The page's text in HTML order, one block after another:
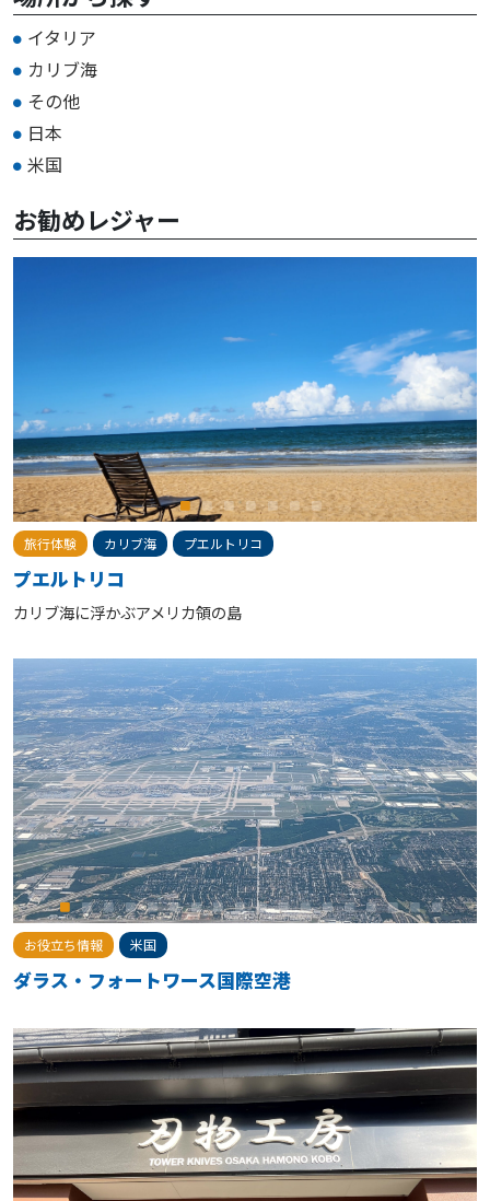
イタリア
カリブ海
その他
日本
米国
お勧めレジャー
旅行体験 カリブ海 プエルトリコ
プエルトリコ
カリブ海に浮かぶアメリカ領の島
お役立ち情報 米国
ダラス・フォートワース国際空港